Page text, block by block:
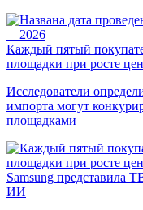
Каждый пятый
площадки при росте
Исследователи
импорта могут
площадками
Samsung представила
ИИ